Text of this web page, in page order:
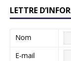
LETTRE
Nom
E-mail